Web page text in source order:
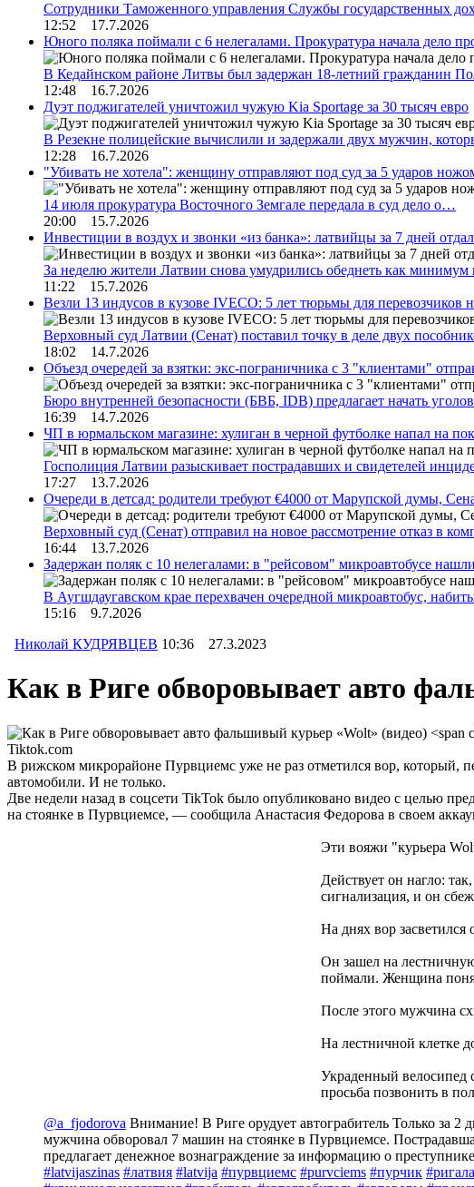
Сотрудники Таможенного управления Службы государственных
12:52 17.7.2026
Юного поляка поймали с 6 нелегалами. Прокуратура начала дело
В Кедайнском районе Литвы был задержан 18-летний гражданин
12:48 16.7.2026
Дуэт поджигателей уничтожил чужую Kia Sportage за 30 тысяч евро
В Резекне полицейские вычислили и задержали двух мужчин,
12:28 16.7.2026
"Убивать не хотела": женщину отправляют под суд за 5 ударов
14 июля прокуратура Восточного Земгале передала в суд дело о…
20:00 15.7.2026
Инвестиции в воздух и звонки «из банка»: латвийцы за 7 дней
За неделю жители Латвии снова умудрились обеднеть как
11:22 15.7.2026
Везли 13 индусов в кузове IVECO: 5 лет тюрьмы для перевозчиков
Верховный суд Латвии (Сенат) поставил точку в деле двух
18:02 14.7.2026
Объезд очередей за взятки: экс-пограничника с 3 "клиентами"
Бюро внутренней безопасности (БВБ, IDB) предлагает начать
16:39 14.7.2026
ЧП в юрмальском магазине: хулиган в черной футболке напал на
Госполиция Латвии разыскивает пострадавших и свидетелей
17:27 13.7.2026
Очереди в детсад: родители требуют €4000 от Марупской думы,
Верховный суд (Сенат) отправил на новое рассмотрение отказ в
16:44 13.7.2026
Задержан поляк с 10 нелегалами: в "рейсовом" микроавтобусе
В Аугшдаугавском крае перехвачен очередной микроавтобус,
15:16 9.7.2026
Николай КУДРЯВЦЕВ 10:36 27.3.2023
Как в Риге обворовывает авто
Tiktok.com
В рижском микрорайоне Пурвциемс уже не раз отметился вор, который,
автомобили. И не только.
Две недели назад в соцсети TikTok было опубликовано видео с целью
на стоянке в Пурвциемсе, — сообщила Анастасия Федорова в своем
Эти вояжи "курьера
Действует он нагло:
сигнализация, и он
На днях вор
Он зашел на
поймали. Женщина
После этого мужчина
На лестничной клетке
Украденный велосипед
просьба позвонить в
@a_fjodorova Внимание! В Риге орудует автограбитель Только за 2
мужчина обворовал 7 машин на стоянке в Пурвциемсе.
предлагает денежное вознаграждение за информацию о
#latvijaszinas #латвия #latvija #пурвциемс #purvciems #пурчик